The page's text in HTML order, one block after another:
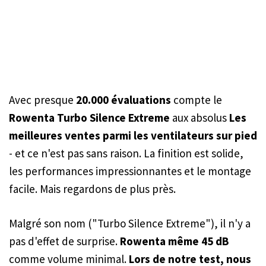
Avec presque 20.000 évaluations compte le
Rowenta Turbo Silence Extreme aux absolus Les
meilleures ventes parmi les ventilateurs sur pied
- et ce n'est pas sans raison. La finition est solide,
les performances impressionnantes et le montage
facile. Mais regardons de plus près.
Malgré son nom ("Turbo Silence Extreme"), il n'y a
pas d'effet de surprise. Rowenta même 45 dB
comme volume minimal. Lors de notre test, nous